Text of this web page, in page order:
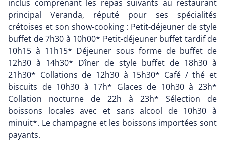
inclus comprenant les repas suivants au restaurant
principal Veranda, réputé pour ses spécialités
crétoises et son show-cooking : Petit-déjeuner de style
buffet de 7h30 à 10h00* Petit-déjeuner buffet tardif de
10h15 à 11h15* Déjeuner sous forme de buffet de
12h30 à 14h30* Dîner de style buffet de 18h30 à
21h30* Collations de 12h30 à 15h30* Café / thé et
biscuits de 10h30 à 17h* Glaces de 10h30 à 23h*
Collation nocturne de 22h à 23h* Sélection de
boissons locales avec et sans alcool de 10h30 à
minuit*. Le champagne et les boissons importées sont
payants.